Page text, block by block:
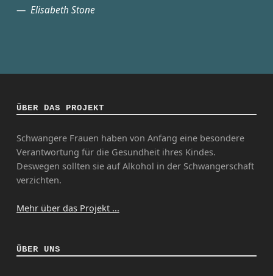
Elisabeth Stone
ÜBER DAS PROJEKT
Schwangere Frauen haben von Anfang eine besondere
Verantwortung für die Gesundheit ihres Kindes.
Deswegen sollten sie auf Alkohol in der Schwangerschaft
verzichten.
Mehr über das Projekt ...
ÜBER UNS